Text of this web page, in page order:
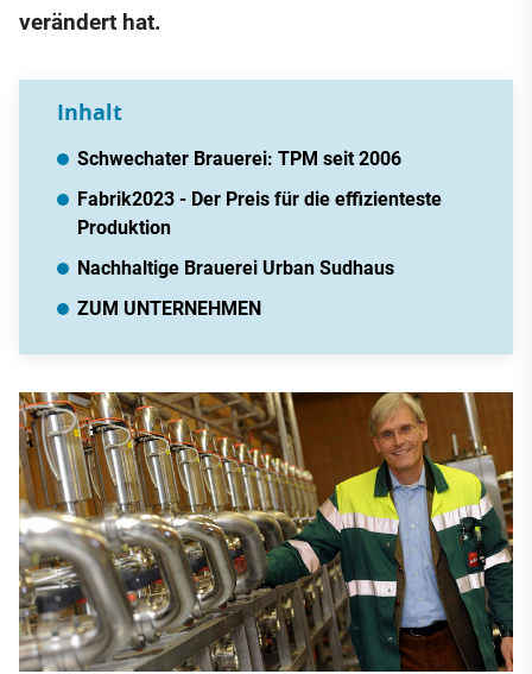
verändert hat.
Inhalt
Schwechater Brauerei: TPM seit 2006
Fabrik2023 - Der Preis für die effizienteste
Produktion
Nachhaltige Brauerei Urban Sudhaus
ZUM UNTERNEHMEN